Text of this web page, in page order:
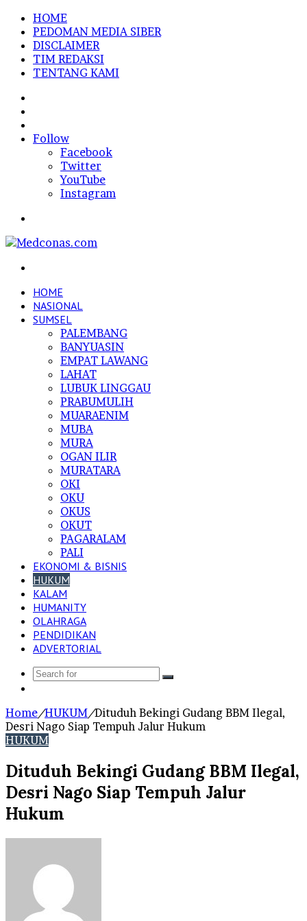
HOME
PEDOMAN MEDIA SIBER
DISCLAIMER
TIM REDAKSI
TENTANG KAMI
In
Follow
Facebook
Twitter
YouTube
Instagram
HOME
NASIONAL
SUMSEL
PALEMBANG
BANYUASIN
EMPAT LAWANG
LAHAT
LUBUK LINGGAU
PRABUMULIH
MUARAENIM
MUBA
MURA
OGAN ILIR
MURATARA
OKI
OKU
OKUS
OKUT
PAGARALAM
PALI
EKONOMI & BISNIS
HUKUM
KALAM
HUMANITY
OLAHRAGA
PENDIDIKAN
ADVERTORIAL
Search
Home/HUKUM/Dituduh Bekingi Gudang BBM Ilegal,
Desri Nago Siap Tempuh Jalur Hukum
HUKUM
Dituduh Bekingi Gudang BBM Ilegal,
Desri Nago Siap Tempuh Jalur
Hukum